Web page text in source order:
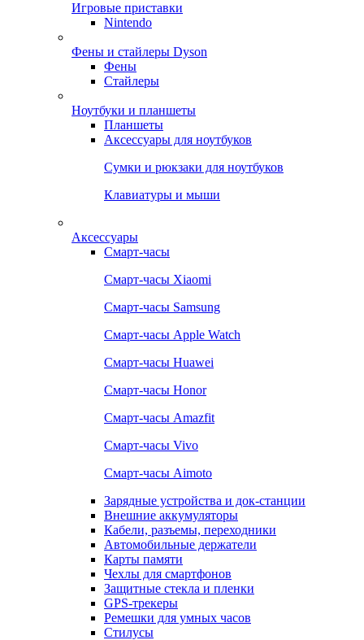
Игровые приставки
Nintendo
Фены и стайлеры Dyson
Фены
Стайлеры
Ноутбуки и планшеты
Планшеты
Аксессуары для ноутбуков
Сумки и рюкзаки для ноутбуков
Клавиатуры и мыши
Аксессуары
Смарт-часы
Смарт-часы Xiaomi
Смарт-часы Samsung
Смарт-часы Apple Watch
Смарт-часы Huawei
Смарт-часы Honor
Смарт-часы Amazfit
Смарт-часы Vivo
Смарт-часы Aimoto
Зарядные устройства и док-станции
Внешние аккумуляторы
Кабели, разъемы, переходники
Автомобильные держатели
Карты памяти
Чехлы для смартфонов
Защитные стекла и пленки
GPS-трекеры
Ремешки для умных часов
Стилусы